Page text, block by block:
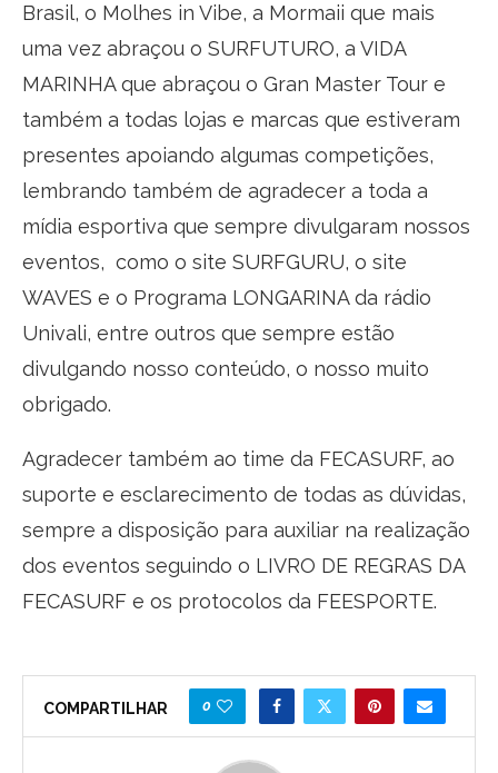
Brasil, o Molhes in Vibe, a Mormaii que mais
uma vez abraçou o SURFUTURO, a VIDA
MARINHA que abraçou o Gran Master Tour e
também a todas lojas e marcas que estiveram
presentes apoiando algumas competições,
lembrando também de agradecer a toda a
mídia esportiva que sempre divulgaram nossos
eventos, como o site SURFGURU, o site
WAVES e o Programa LONGARINA da rádio
Univali, entre outros que sempre estão
divulgando nosso conteúdo, o nosso muito
obrigado.
Agradecer também ao time da FECASURF, ao
suporte e esclarecimento de todas as dúvidas,
sempre a disposição para auxiliar na realização
dos eventos seguindo o LIVRO DE REGRAS DA
FECASURF e os protocolos da FEESPORTE.
COMPARTILHAR 0